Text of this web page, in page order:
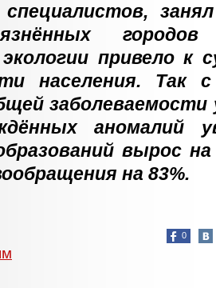
специалистов,
привело к
населения. Так
заболеваемости
аномалий
вырос
на 83%.
0